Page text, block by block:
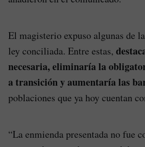
El magisterio expuso algunas de
ley conciliada. Entre estas,
necesaria, eliminaría la
a transición y aumentaría las
poblaciones que ya hoy cuentan
“La enmienda presentada no fue